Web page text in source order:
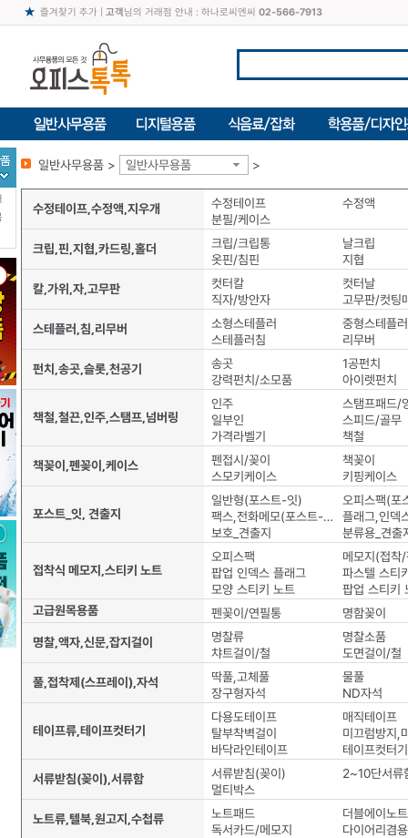
즐겨찾기 추가| 고객님의 거래점 안내 : 하나로씨엔씨 02-566-7913
일반사무용품 > 일반사무용품 >
수정테이프,수정액,지우개 수정테이프
수정액
분필/케이스
크립,핀,지협,카드링,홀더
크립/크립통
날크립
옷핀/침핀
지협
칼,가위,자,고무판
컷터칼
컷터날
직자/방안자
고무판/컷팅
스테플러,침,리무버
소형스테플러
중형스테플러
스테플러침
리무버
펀치,송곳,슬롯,천공기
송곳
1공펀치
강력펀치/소모품
아이렛펀치
책철,철끈,인주,스탬프,넘버링
인주
스탬프패드/
일부인
스피드/골무
가격라벨기
책철
책꽂이,펜꽂이,케이스
펜접시/꽂이
책꽂이
스모키케이스
키핑케이스
포스트_잇, 견출지
일반형(포스트-잇)
오피스팩(포
팩스,전화메모(포스트-잇)
보호_견출지
분류용_견출
접착식 메모지,스티키 노트
오피스팩
메모지(접착
팝업 인덱스 플래그
파스텔 스티
모양 스티키 노트
팝업 스티키
고급원목용품
펜꽂이/연필통
명함꽂이
명찰,액자,신문,잡지걸이
명찰류
명찰소품
챠트걸이/철
도면걸이/철
풀,접착제(스프레이),자석
딱풀,고체풀
물풀
장구형자석
ND자석
테이프류,테이프컷터기
다용도테이프
매직테이프
탈부착벽걸이
바닥라인테이프
테이프컷터기
서류받침(꽂이),서류함
서류받침(꽂이)
2~10단서류
멀티박스
노트류,텔북,원고지,수첩류
노트패드
더블에이노트
독서카드/메모지
다이어리겸